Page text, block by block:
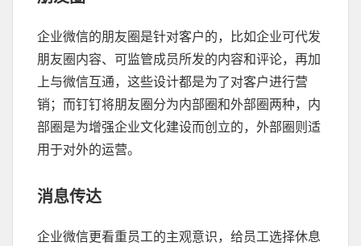
企业微信的朋友圈是针对客户的，比如企业可代发
朋友圈内容、可监管成员所发的内容和评论，再加
上与微信互通，这些设计都是为了对客户进行营
销；而钉钉将朋友圈分为内部圈和外部圈两种，内
部圈是为增强企业文化建设而创立的，外部圈则适
用于对外的运营。
消息传达
企业微信更看重员工的主观意识，给员工选择休息